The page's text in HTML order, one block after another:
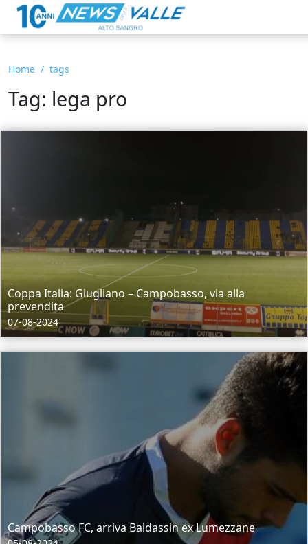
Home tags
Tag: lega pro
Coppa Italia: Giugliano – Campobasso, via alla
prevendita
07-08-2024
Campobasso FC, arriva Baldassin ex Lumezzane